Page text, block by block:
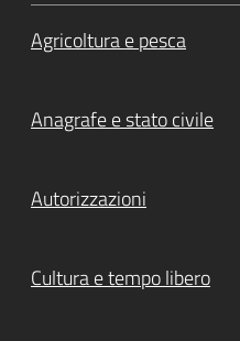
Agricoltura e pesca
Anagrafe e stato civile
Autorizzazioni
Cultura e tempo libero